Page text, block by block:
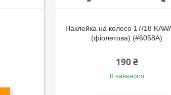
Наклейка на колесо 17/18
(фіолетова) (#6058A)
190 ₴
В наявності